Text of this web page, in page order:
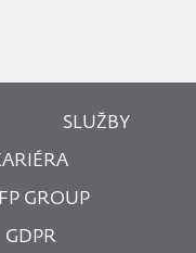
SLUŽBY
GROUP
GDPR